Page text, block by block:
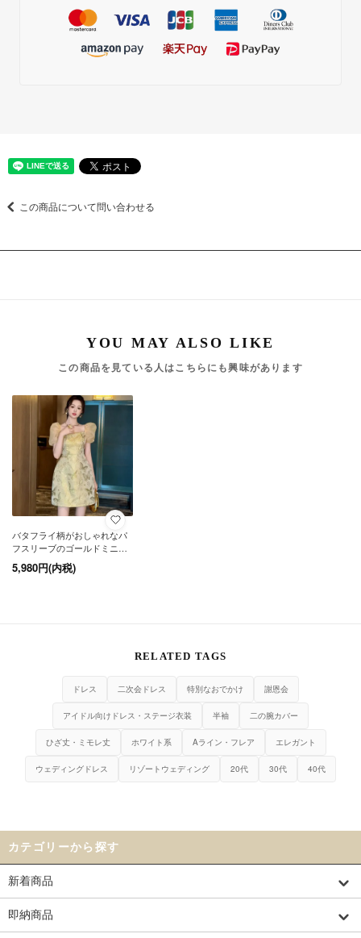
この商品について問い合わせる
この商品を見ている人はこちらにも興味があります
バタフライ柄がおしゃれなパ
フスリーブのゴールドミニド
レス ワンピース 個性的
5,980円(内税)
RELATED TAGS
ドレス 二次会ドレス 特別なおでかけ 謝恩会
アイドル向けドレス・ステージ衣装 半袖 二の腕カバー
ひざ丈・ミモレ丈 ホワイト系 Aライン・フレア エレガント
ウェディングドレス リゾートウェディング 20代 30代 40代
カテゴリーから探す
新着商品
即納商品